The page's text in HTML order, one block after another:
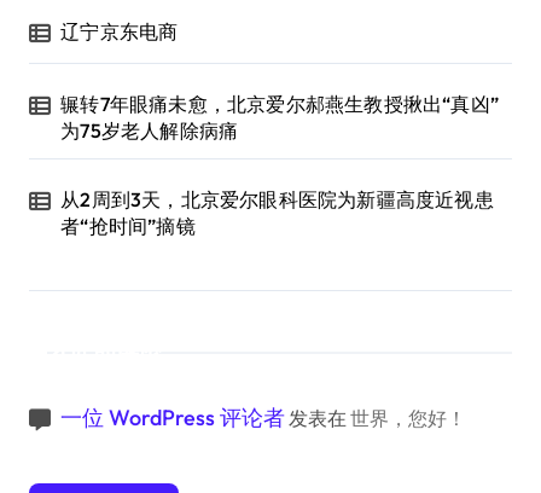
辽宁京东电商
辗转7年眼痛未愈，北京爱尔郝燕生教授揪出“真凶”
为75岁老人解除病痛
从2周到3天，北京爱尔眼科医院为新疆高度近视患
者“抢时间”摘镜
一位 WordPress 评论者发表在 世界，您好！